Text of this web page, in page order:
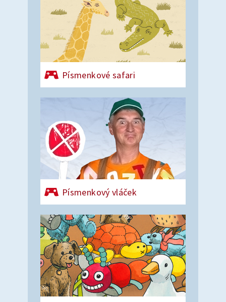
Písmenkové safari
Písmenkový vláček